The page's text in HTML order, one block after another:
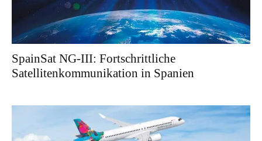
SpainSat NG-III: Fortschrittliche
Satellitenkommunikation in Spanien